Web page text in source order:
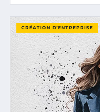
CRÉATION D’ENTREPRISE